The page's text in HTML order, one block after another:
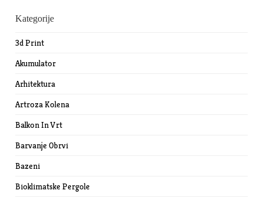
Kategorije
3d Print
Akumulator
Arhitektura
Artroza Kolena
Balkon In Vrt
Barvanje Obrvi
Bazeni
Bioklimatske Pergole